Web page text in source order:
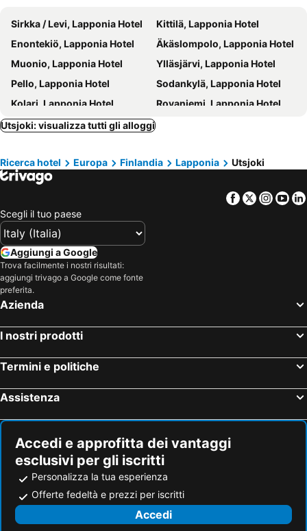
Sirkka / Levi, Lapponia Hotel
Kittilä, Lapponia Hotel
Enontekiö, Lapponia Hotel
Äkäslompolo, Lapponia Hotel
Muonio, Lapponia Hotel
Ylläsjärvi, Lapponia Hotel
Pello, Lapponia Hotel
Sodankylä, Lapponia Hotel
Kolari, Lapponia Hotel
Rovaniemi, Lapponia Hotel
Helsinki, Finlanda del sud Hotel
Pelkosenniemi, Lapponia Hotel
Tampere, Finlandia occidentale Hotel
Utsjoki: visualizza tutti gli alloggi
Ricerca hotel Europa Finlandia Lapponia Utsjoki
Facebook
Twitter
Scegli il tuo paese
Aggiungi a Google
Trova facilmente i nostri risultati:
aggiungi trivago a Google come fonte
preferita.
Azienda
I nostri prodotti
Termini e politiche
Assistenza
Accedi e approfitta dei vantaggi
esclusivi per gli iscritti
Personalizza la tua esperienza
Offerte fedeltà e prezzi per iscritti
Accedi